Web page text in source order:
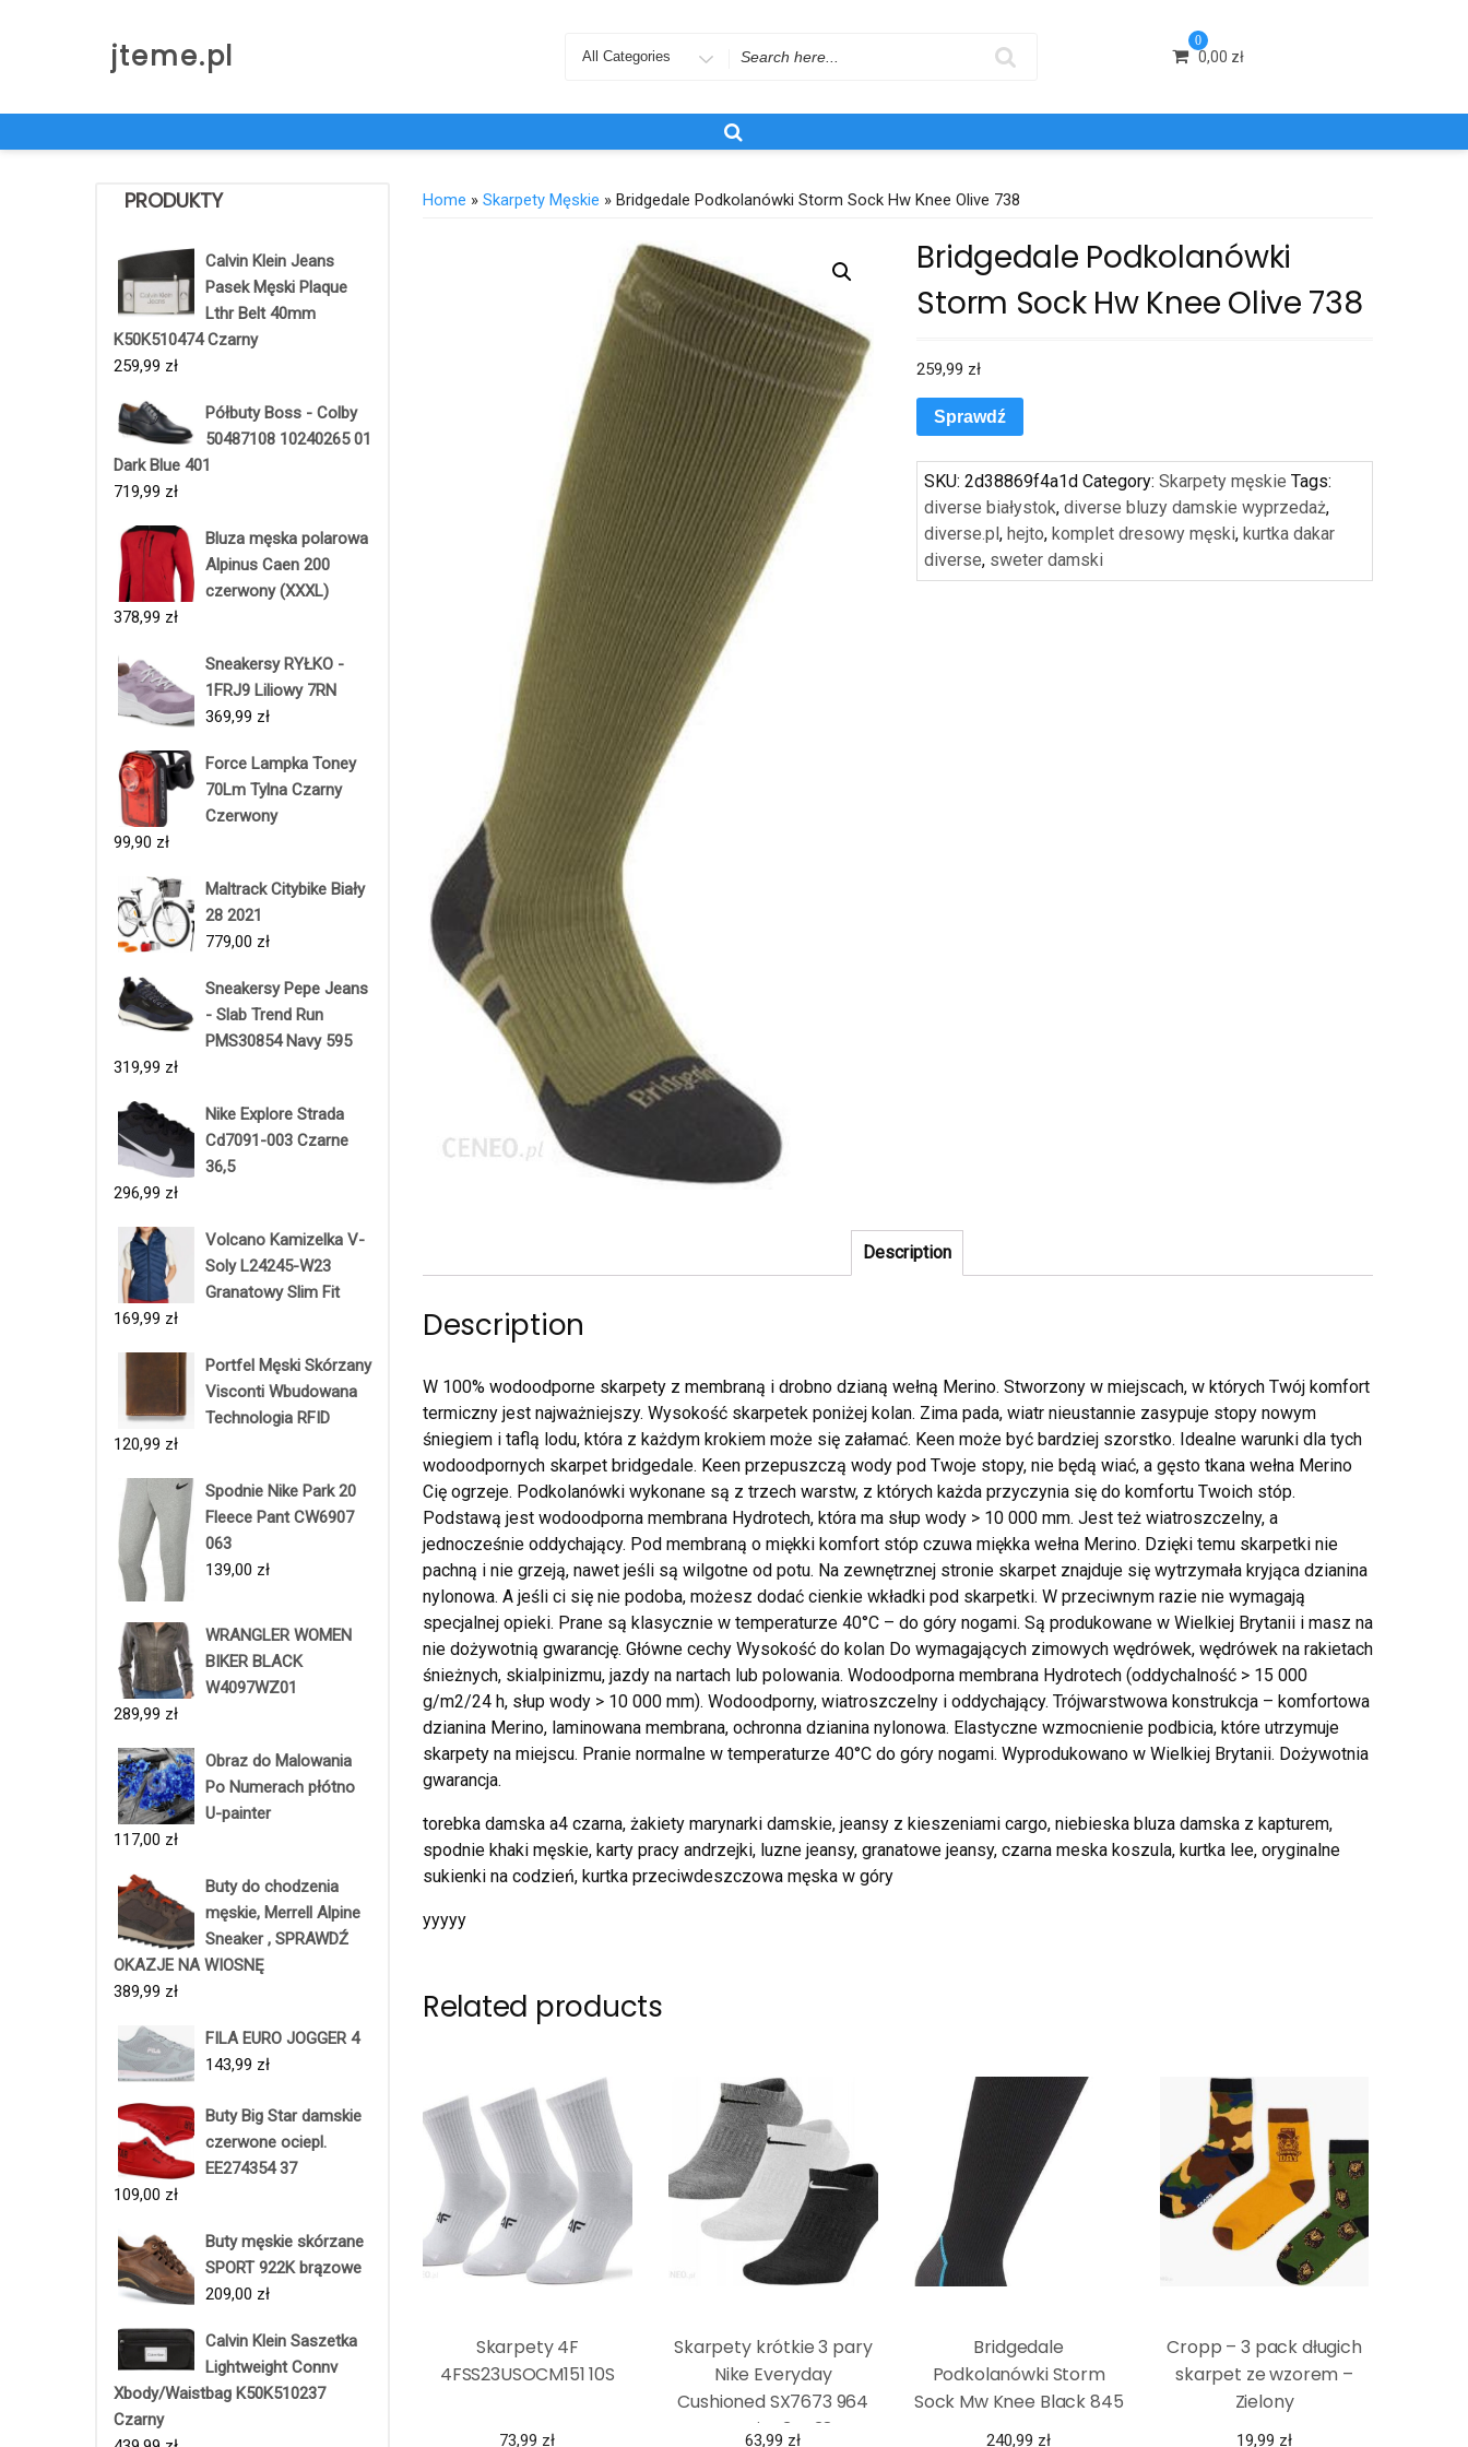
jteme.pl
Search
0
0,00 zł
PRODUKTY
Calvin Klein Jeans
Pasek Męski Plaque
Lthr Belt 40mm
K50K510474 Czarny
259,99 zł
Półbuty Boss - Colby
50487108 10240265 01
Dark Blue 401
719,99 zł
Bluza męska polarowa
Alpinus Caen 200
czerwony (XXXL)
378,99 zł
Sneakersy RYŁKO -
1FRJ9 Liliowy 7RN
369,99 zł
Force Lampka Toney
70Lm Tylna Czarny
Czerwony
99,90 zł
Maltrack Citybike Biały
28 2021
779,00 zł
Sneakersy Pepe Jeans
- Slab Trend Run
PMS30854 Navy 595
319,99 zł
Nike Explore Strada
Cd7091-003 Czarne
36,5
296,99 zł
Volcano Kamizelka V-
Soly L24245-W23
Granatowy Slim Fit
169,99 zł
Portfel Męski Skórzany
Visconti Wbudowana
Technologia RFID
120,99 zł
Spodnie Nike Park 20
Fleece Pant CW6907
063
139,00 zł
WRANGLER WOMEN
BIKER BLACK
W4097WZ01
289,99 zł
Obraz do Malowania
Po Numerach płótno
U-painter
117,00 zł
Buty do chodzenia
męskie, Merrell Alpine
Sneaker , SPRAWDŹ
OKAZJE NA WIOSNĘ
389,99 zł
FILA EURO JOGGER 4
143,99 zł
Buty Big Star damskie
czerwone ociepl.
EE274354 37
109,00 zł
Buty męskie skórzane
SPORT 922K brązowe
209,00 zł
Calvin Klein Saszetka
Lightweight Connv
Xbody/Waistbag K50K510237
Czarny
Home » Skarpety Męskie » Bridgedale Podkolanówki Storm Sock Hw Knee Olive 738
Bridgedale Podkolanówki
Storm Sock Hw Knee Olive 738
259,99 zł
Sprawdź
SKU:2d38869f4a1d Category:Skarpety męskie Tags:
diverse białystok,diverse bluzy damskie wyprzedaż,
diverse.pl,hejto,komplet dresowy męski,kurtka dakar
diverse, sweter damski
Description
Description
W 100% wodoodporne skarpety z membraną i drobno dzianą wełną Merino. Stworzony w miejscach, w których Twój komfort
termiczny jest najważniejszy. Wysokość skarpetek poniżej kolan. Zima pada, wiatr nieustannie zasypuje stopy nowym
śniegiem i taflą lodu, która z każdym krokiem może się załamać. Keen może być bardziej szorstko. Idealne warunki dla tych
wodoodpornych skarpet bridgedale. Keen przepuszczą wody pod Twoje stopy, nie będą wiać, a gęsto tkana wełna Merino
Cię ogrzeje. Podkolanówki wykonane są z trzech warstw, z których każda przyczynia się do komfortu Twoich stóp.
Podstawą jest wodoodporna membrana Hydrotech, która ma słup wody > 10 000 mm. Jest też wiatroszczelny, a
jednocześnie oddychający. Pod membraną o miękki komfort stóp czuwa miękka wełna Merino. Dzięki temu skarpetki nie
pachną i nie grzeją, nawet jeśli są wilgotne od potu. Na zewnętrznej stronie skarpet znajduje się wytrzymała kryjąca dzianina
nylonowa. A jeśli ci się nie podoba, możesz dodać cienkie wkładki pod skarpetki. W przeciwnym razie nie wymagają
specjalnej opieki. Prane są klasycznie w temperaturze 40°C – do góry nogami. Są produkowane w Wielkiej Brytanii i masz na
nie dożywotnią gwarancję. Główne cechy Wysokość do kolan Do wymagających zimowych wędrówek, wędrówek na rakietach
śnieżnych, skialpinizmu, jazdy na nartach lub polowania. Wodoodporna membrana Hydrotech (oddychalność > 15 000
g/m2/24 h, słup wody > 10 000 mm). Wodoodporny, wiatroszczelny i oddychający. Trójwarstwowa konstrukcja – komfortowa
dzianina Merino, laminowana membrana, ochronna dzianina nylonowa. Elastyczne wzmocnienie podbicia, które utrzymuje
skarpety na miejscu. Pranie normalne w temperaturze 40°C do góry nogami. Wyprodukowano w Wielkiej Brytanii. Dożywotnia
gwarancja.
torebka damska a4 czarna, żakiety marynarki damskie, jeansy z kieszeniami cargo, niebieska bluza damska z kapturem,
spodnie khaki męskie, karty pracy andrzejki, luzne jeansy, granatowe jeansy, czarna meska koszula, kurtka lee, oryginalne
sukienki na codzień, kurtka przeciwdeszczowa męska w góry
yyyyy
Related products
Skarpety 4F
4FSS23USOCM151 10S
73,99 zł
Skarpety krótkie 3 pary
Nike Everyday
Cushioned SX7673 964
rozmiar 34-38
63,99 zł
Bridgedale
Podkolanówki Storm
Sock Mw Knee Black 845
240,99 zł
Cropp – 3 pack długich
skarpet ze wzorem –
Zielony
19,99 zł